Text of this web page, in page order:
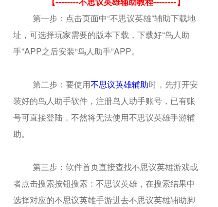
第一步：点击页面中“不思议英雄”辅助下载地
址，可选择玩家需要的版本下载，下载好“鸟人助
手”APP之后安装“鸟人助手”APP。
第二步：要使用不思议英雄辅助时，先打开安
装好的鸟人助手软件，注册鸟人助手账号，已有账
号可直接登陆，不然将无法使用不思议英雄手游辅
助。
第三步：软件首页直接查找不思议英雄游戏或
者点击搜索按钮搜索：不思议英雄，在搜索结果中
选择对应的不思议英雄手游进去不思议英雄辅助脚